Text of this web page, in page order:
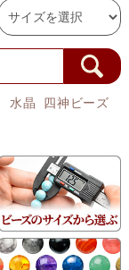
水晶
四神ビーズ